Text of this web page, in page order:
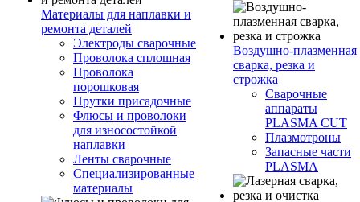
Материалы для наплавки и
ремонта деталей
Электроды сварочные
Проволока сплошная
Проволока
порошковая
Прутки присадочные
Флюсы и проволоки
для износостойкой
наплавки
Ленты сварочные
Специализированные
материалы
Воздушно-плазменная
сварка, резка и
строжка
Сварочные
аппараты
PLASMA CUT
Плазмотроны
Запасные части
PLASMA